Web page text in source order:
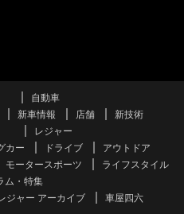
自動車
新車情報 店舗
新技術
レジャー
カー
ドライブ
アウトドア
モータースポーツ
ライフスタイル
ム・特集
ジャー アーカイブ 車屋四六